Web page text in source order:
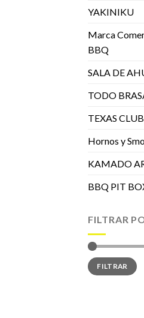
YAKINIKU
Marca
BBQ
SALA DE
TODO
TEXAS CLUB
Hornos y
KAMADO
BBQ PIT
FILTRAR
Precio
mínimo
Precio
máximo
FILTRAR